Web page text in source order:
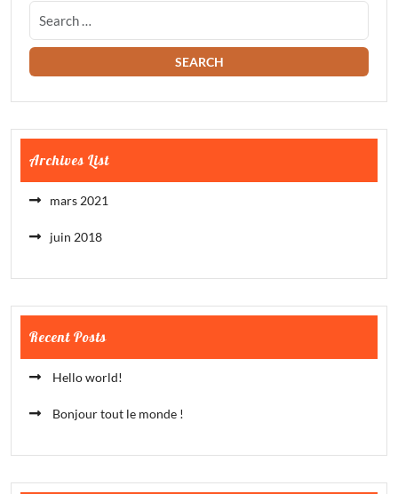
Archives List
mars 2021
juin 2018
Recent Posts
Hello world!
Bonjour tout le monde !